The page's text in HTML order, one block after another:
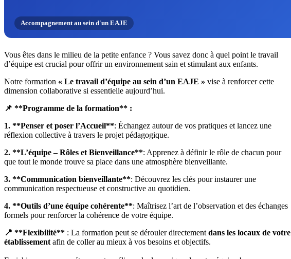
Accompagnement au sein d'un EAJE
Vous êtes dans le milieu de la petite enfance ? Vous savez donc à quel point le travail
d’équipe est crucial pour offrir un environnement sain et stimulant aux enfants.
Notre formation « Le travail d’équipe au sein d’un EAJE » vise à renforcer cette
dimension collaborative si essentielle aujourd’hui.
📌 **Programme de la formation** :
1. **Penser et poser l’Accueil**: Échangez autour de vos pratiques et lancez une
réflexion collective à travers le projet pédagogique.
2. **L’équipe – Rôles et Bienveillance**: Apprenez à définir le rôle de chacun pour
que tout le monde trouve sa place dans une atmosphère bienveillante.
3. **Communication bienveillante**: Découvrez les clés pour instaurer une
communication respectueuse et constructive au quotidien.
4. **Outils d’une équipe cohérente**: Maîtrisez l’art de l’observation et des échanges
formels pour renforcer la cohérence de votre équipe.
📍 **Flexibilité** : La formation peut se dérouler directement dans les locaux de votre
établissement afin de coller au mieux à vos besoins et objectifs.